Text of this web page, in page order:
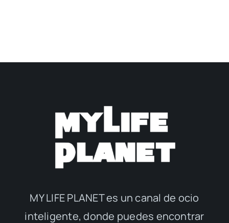
MY LIFE PLANET es un canal de ocio
inteligente, donde puedes encontrar